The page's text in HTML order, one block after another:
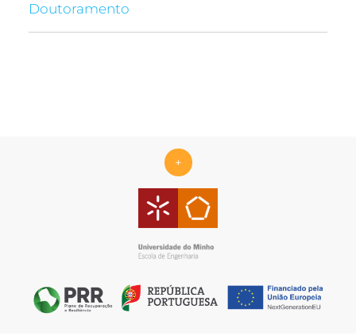
Doutoramento
+